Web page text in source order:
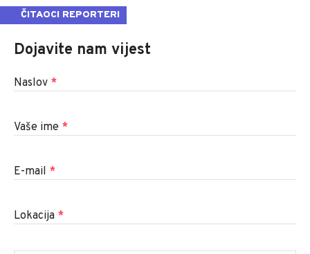
ČITAOCI REPORTERI
Dojavite nam vijest
Naslov *
Vaše ime *
E-mail *
Lokacija *